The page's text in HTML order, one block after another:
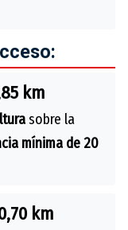
km
sobre la
mínima de 20
km